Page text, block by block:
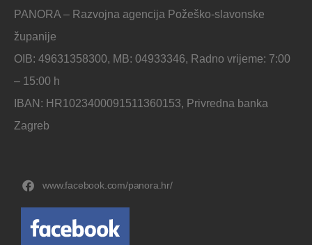
PANORA – Razvojna agencija Požeško-slavonske
županije
OIB: 49631358300, MB: 04933346, Radno vrijeme: 7:00
– 15:00 h
IBAN: HR1023400091511360153, Privredna banka
Zagreb
www.facebook.com/panora.hr/